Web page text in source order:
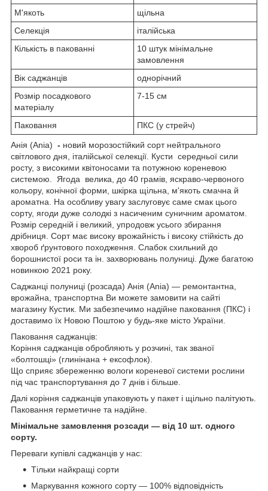
М'якоть
щільна
Селекція
італійська
Кількість в пакованні
10 штук мінімальне
замовлення
Вік саджанців
однорічний
Розмір посадкового
матеріалу
7-15 см
Паковання ПКС (у стрейч)
Анія (Ania) - новий морозостійкий сорт нейтрального
світлового дня, італійської селекції. Кусти середньої сили
росту, з високими квітоносами та потужною кореневою
системою. Ягода велика, до 40 грамів, яскраво-червоного
кольору, конічної форми, шкірка щільна, м'якоть смачна й
ароматна. На особливу увагу заслуговує саме смак цього
сорту, ягоди дуже солодкі з насиченим суничним ароматом.
Розмір середній і великий, упродовж усього збирання
дрібниця. Сорт має високу врожайність і високу стійкість до
хвороб ґрунтового походження. Слабок схильний до
борошнистої роси та ін. захворювань полуниці. Дуже багатою
новинкою 2021 року.
Саджанці полуниці (розсада) Анія (Ania) — ремонтантна,
врожайна, транспортна Ви можете замовити на сайті
магазину Кустик. Ми забезпечимо надійне паковання (ПКС) і
доставимо їх Новою Поштою у будь-яке місто України.
Паковання саджанців:
Коріння саджанців обробляють у розчині, так званої
«болтошці» (глинінана + ексофлок).
Що сприяє збереженню вологи кореневої системи рослини
під час транспортування до 7 днів і більше.
Далі коріння саджанців упаковують у пакет і щільно палітують.
Паковання герметичне та надійне.
Мінімальне замовлення розсади — від 10 шт. одного
сорту.
Переваги купівлі саджанців у нас:
Тільки найкращі сорти
Маркування кожного сорту — 100% відповідність